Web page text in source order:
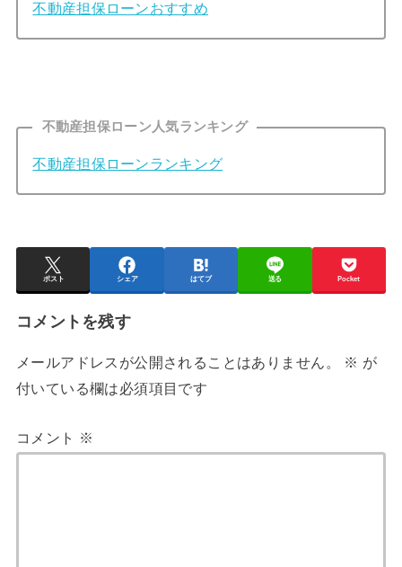
不動産担保ローンおすすめ
不動産担保ローン人気ランキング
不動産担保ローンランキング
ポスト シェア はてブ 送る Pocket
コメントを残す
メールアドレスが公開されることはありません。 ※ が
付いている欄は必須項目です
コメント ※